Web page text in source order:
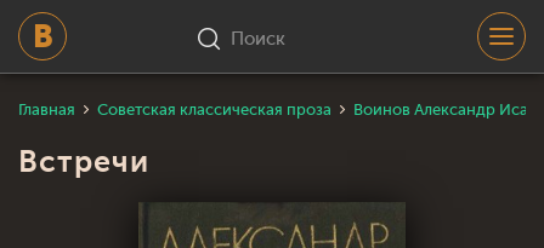
Поиск
Главная Советская классическая проза Воинов Александр
Встречи